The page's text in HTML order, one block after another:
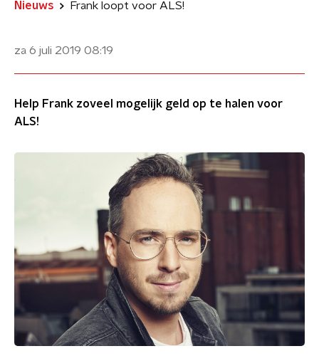
Nieuws Frank loopt voor ALS!
za 6 juli 2019 08:19
Help Frank zoveel mogelijk geld op te halen voor
ALS!